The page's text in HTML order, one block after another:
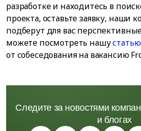
разработке и находитесь в
проекта, оставьте заявку, наши
подберут для вас
можете посмотреть нашустатью
от собеседования на вакансию
Следите за новостями
и блогах